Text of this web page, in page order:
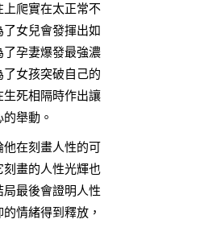
爬實在太正常不
女兒會發揮出如
孕妻爆發最強濃
女孩突破自己的
死相隔時作出讓
舉動。
在刻畫人性的可
畫的人性光輝也
最後會證明人性
情緒得到釋放，